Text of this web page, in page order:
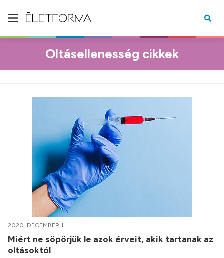
Oltásellenesség cikkek
2020. DECEMBER 1.
Miért ne söpörjük le azok érveit, akik tartanak az
oltásoktól